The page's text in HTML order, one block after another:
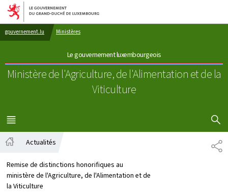
Aller au menu principal
Aller au contenu
gouvernement.lu Ministères
Le gouvernement luxembourgeois
Ministère de l'Agriculture, de l'Alimentation et de la
Viticulture
MENU
PRINCIPAL
Actualités
Remise de distinctions honorifiques au
ministère de l'Agriculture, de l'Alimentation et de
la Viticulture